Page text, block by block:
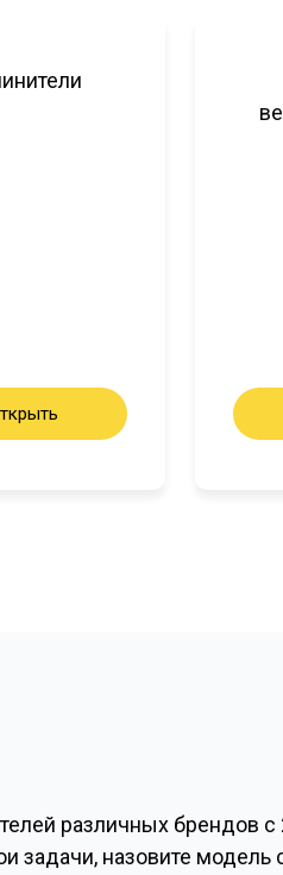
различных брендов с
задачи, назовите